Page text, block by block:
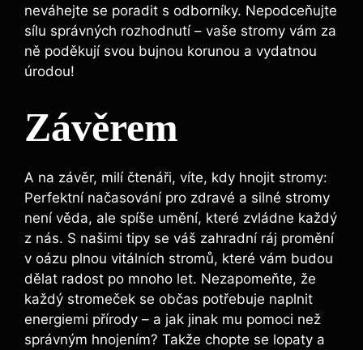
neváhejte se poradit s odborníky. Nepodceňujte
sílu správných rozhodnutí​ –⁣ vaše stromy vám ​za
ně poděkují svou bujnou korunou a vydatnou
úrodou!
Závěrem
A‍ na závěr, milí čtenáři, víte, kdy hnojit stromy:
Perfektní načasování pro⁤ zdravé a silné stromy
není věda, ale spíše umění, které zvládne každý
⁣z ‌nás. S našimi tipy se váš zahradní ráj promění
v oázu plnou vitálních stromů, které vám budou
dělat radost⁣ po mnoho let. Nezapomeňte, že
‌každý stromeček se občas potřebuje naplnit
energiemi přírody – a ​jak jinak mu pomoci než
správným hnojením? Takže chopte se lopaty‍ a